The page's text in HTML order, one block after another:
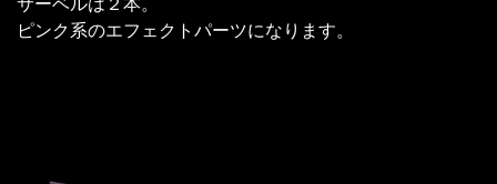
サーベルは２本。
ピンク系のエフェクトパーツになります。